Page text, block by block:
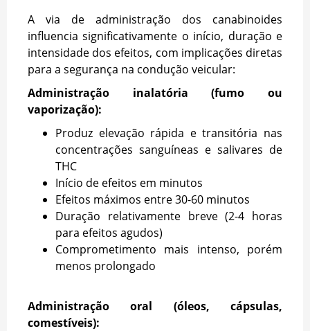
A via de administração dos canabinoides
influencia significativamente o início, duração e
intensidade dos efeitos, com implicações diretas
para a segurança na condução veicular:
Administração inalatória (fumo ou
vaporização):
Produz elevação rápida e transitória nas
concentrações sanguíneas e salivares de
THC
Início de efeitos em minutos
Efeitos máximos entre 30-60 minutos
Duração relativamente breve (2-4 horas
para efeitos agudos)
Comprometimento mais intenso, porém
menos prolongado
Administração oral (óleos, cápsulas,
comestíveis):